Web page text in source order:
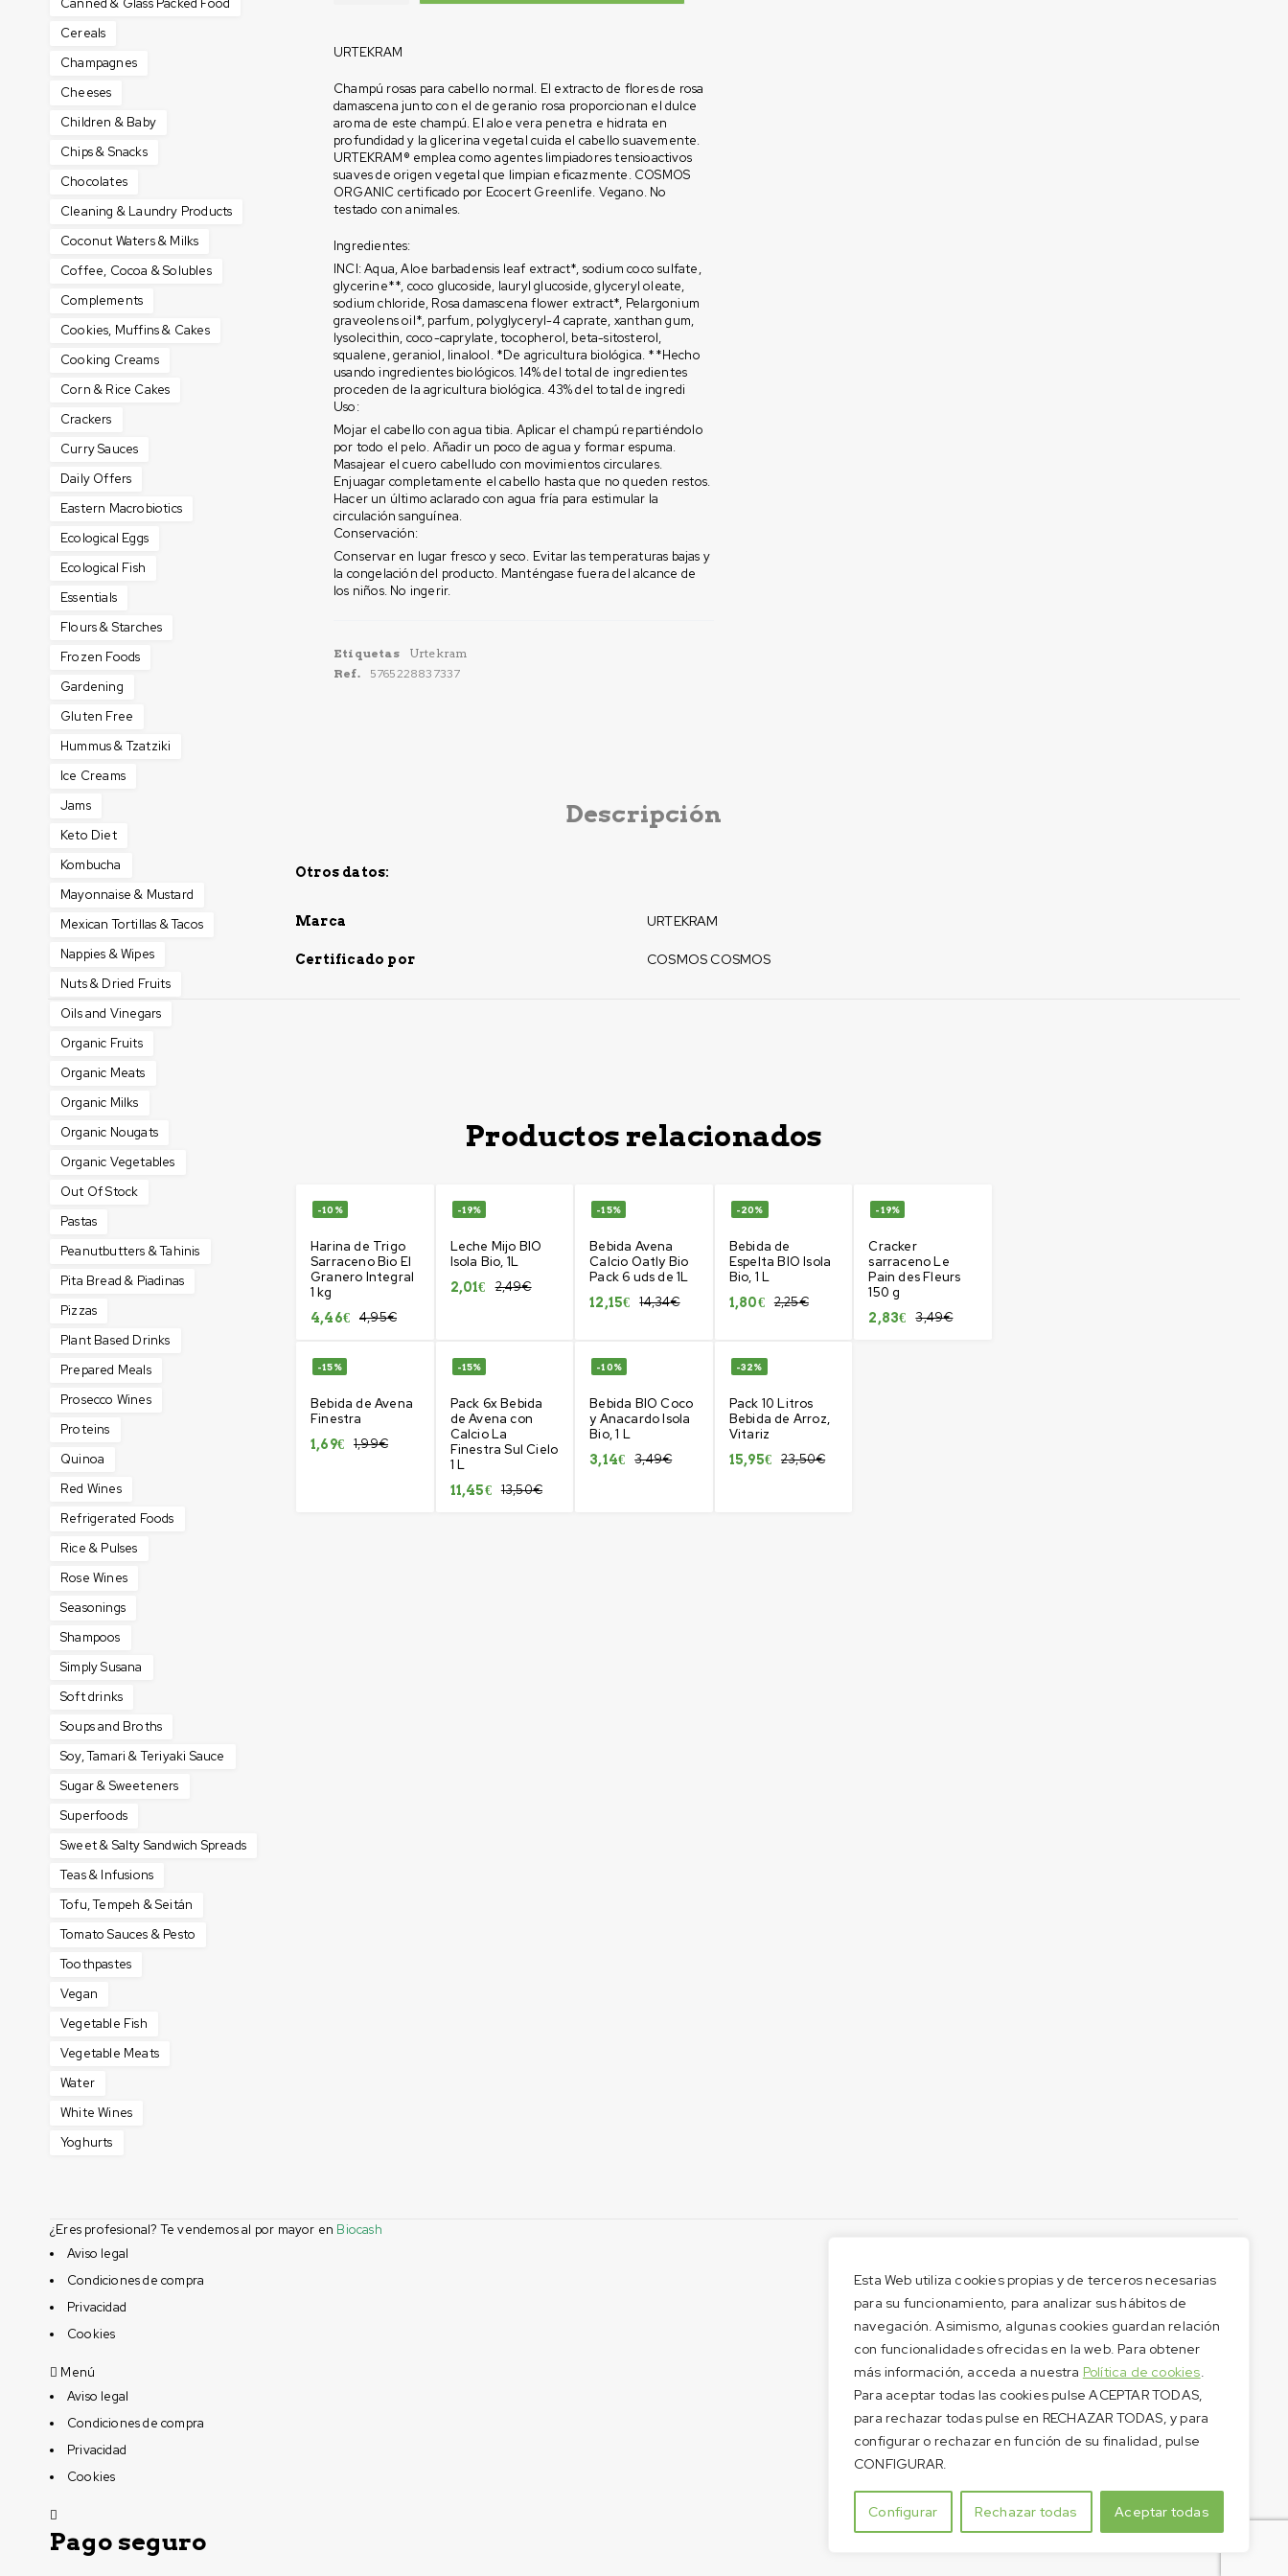
Esta Web utiliza cookies propias y de terceros necesarias
para su funcionamiento, para analizar sus hábitos de
navegación. Asimismo, algunas cookies guardan relación
con funcionalidades ofrecidas en la web. Para obtener
más información, acceda a nuestra Política de cookies.
Para aceptar todas las cookies pulse ACEPTAR TODAS,
para rechazar todas pulse en RECHAZAR TODAS, y para
configurar o rechazar en función de su finalidad, pulse
CONFIGURAR.
Configurar Rechazar todas Aceptar todas
Cereals
Champagnes
Cheeses
Children & Baby
Chips & Snacks
Chocolates
Cleaning & Laundry Products
Coconut Waters & Milks
Coffee, Cocoa & Solubles
Complements
Cookies, Muffins & Cakes
Cooking Creams
Corn & Rice Cakes
Crackers
Curry Sauces
Daily Offers
Eastern Macrobiotics
Ecological Eggs
Ecological Fish
Essentials
Flours & Starches
Frozen Foods
Gardening
Gluten Free
Hummus & Tzatziki
Ice Creams
Jams
Keto Diet
Kombucha
Mayonnaise & Mustard
Mexican Tortillas & Tacos
Nappies & Wipes
Nuts & Dried Fruits
Oils and Vinegars
Organic Fruits
Organic Meats
Organic Milks
Organic Nougats
Organic Vegetables
Out Of Stock
Pastas
Peanutbutters & Tahinis
Pita Bread & Piadinas
Pizzas
Plant Based Drinks
Prepared Meals
Prosecco Wines
Proteins
Quinoa
Red Wines
Refrigerated Foods
Rice & Pulses
Rose Wines
Seasonings
Shampoos
Simply Susana
Soft drinks
Soups and Broths
Soy, Tamari & Teriyaki Sauce
Sugar & Sweeteners
Superfoods
Sweet & Salty Sandwich Spreads
Teas & Infusions
Tofu, Tempeh & Seitán
Tomato Sauces & Pesto
Toothpastes
Vegan
Vegetable Fish
Vegetable Meats
Water
White Wines
Yoghurts
URTEKRAM
Champú rosas para cabello normal. El extracto de flores de rosa
damascena junto con el de geranio rosa proporcionan el dulce
aroma de este champú. El aloe vera penetra e hidrata en
profundidad y la glicerina vegetal cuida el cabello suavemente.
URTEKRAM® emplea como agentes limpiadores tensioactivos
suaves de origen vegetal que limpian eficazmente. COSMOS
ORGANIC certificado por Ecocert Greenlife. Vegano. No
testado con animales.
Ingredientes:
INCI: Aqua, Aloe barbadensis leaf extract*, sodium coco sulfate,
glycerine**, coco glucoside, lauryl glucoside, glyceryl oleate,
sodium chloride, Rosa damascena flower extract*, Pelargonium
graveolens oil*, parfum, polyglyceryl-4 caprate, xanthan gum,
lysolecithin, coco-caprylate, tocopherol, beta-sitosterol,
squalene, geraniol, linalool. *De agricultura biológica. **Hecho
usando ingredientes biológicos. 14% del total de ingredientes
proceden de la agricultura biológica. 43% del total de ingredi
Uso:
Mojar el cabello con agua tibia. Aplicar el champú repartiéndolo
por todo el pelo. Añadir un poco de agua y formar espuma.
Masajear el cuero cabelludo con movimientos circulares.
Enjuagar completamente el cabello hasta que no queden restos.
Hacer un último aclarado con agua fría para estimular la
circulación sanguínea.
Conservación:
Conservar en lugar fresco y seco. Evitar las temperaturas bajas y
la congelación del producto. Manténgase fuera del alcance de
los niños. No ingerir.
Etiquetas
Urtekram
Ref.
5765228837337
Descripción
Otros datos:
Marca URTEKRAM
Certificado por COSMOS COSMOS
Productos relacionados
-10%
Harina de Trigo
Sarraceno Bio El
Granero Integral
1 kg
4,95€
4,46€
-19%
Leche Mijo BIO
Isola Bio, 1L
2,49€
2,01€
-15%
Bebida Avena
Calcio Oatly Bio
Pack 6 uds de 1L
14,34€
12,15€
-20%
Bebida de
Espelta BIO Isola
Bio, 1 L
2,25€
1,80€
-19%
Cracker
sarraceno Le
Pain des Fleurs
150 g
3,49€
2,83€
-15%
Bebida de Avena
Finestra
1,99€
1,69€
-15%
Pack 6x Bebida
de Avena con
Calcio La
Finestra Sul Cielo
1 L
13,50€
11,45€
-10%
Bebida BIO Coco
y Anacardo Isola
Bio, 1 L
3,49€
3,14€
-32%
Pack 10 Litros
Bebida de Arroz,
Vitariz
23,50€
15,95€
¿Eres profesional? Te vendemos al por mayor en Biocash
Aviso legal
Condiciones de compra
Privacidad
Cookies
Menú
Aviso legal
Condiciones de compra
Privacidad
Cookies
Pago seguro